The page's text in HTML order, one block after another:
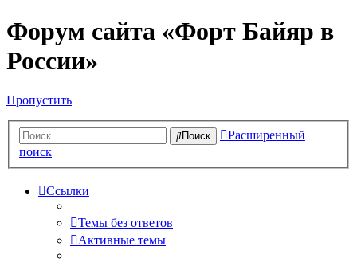
Форум сайта «Форт Байяр в
России»
Пропустить
Поиск
Расширенный
поиск
Ссылки
Темы без ответов
Активные темы